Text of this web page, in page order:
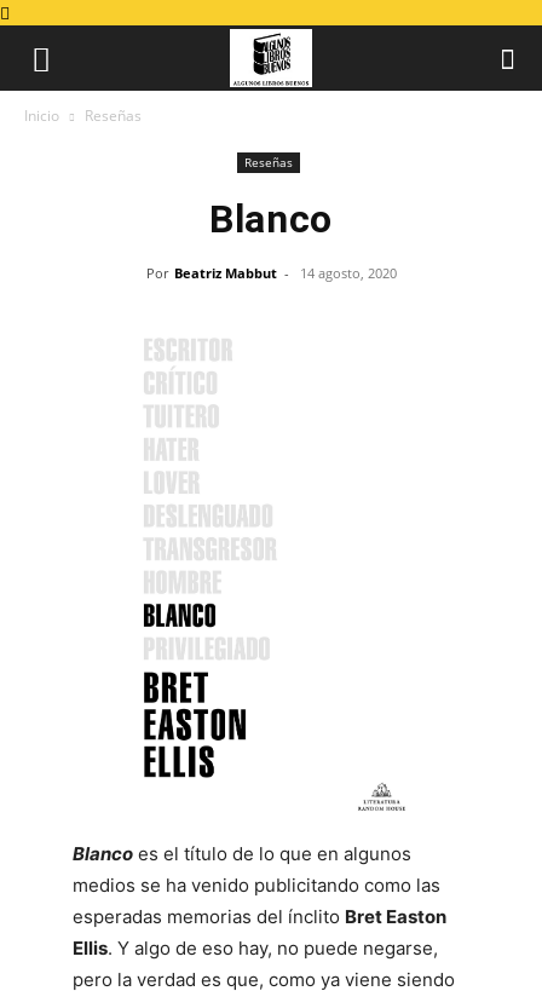
Inicio Reseñas
Reseñas
Blanco
Por Beatriz Mabbut - 14 agosto, 2020
Blanco es el título de lo que en algunos
medios se ha venido publicitando como las
esperadas memorias del ínclito Bret Easton
Ellis. Y algo de eso hay, no puede negarse,
pero la verdad es que, como ya viene siendo